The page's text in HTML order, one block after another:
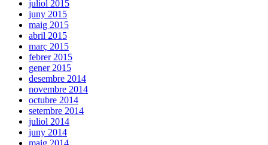
juliol 2015
juny 2015
maig 2015
abril 2015
març 2015
febrer 2015
gener 2015
desembre 2014
novembre 2014
octubre 2014
setembre 2014
juliol 2014
juny 2014